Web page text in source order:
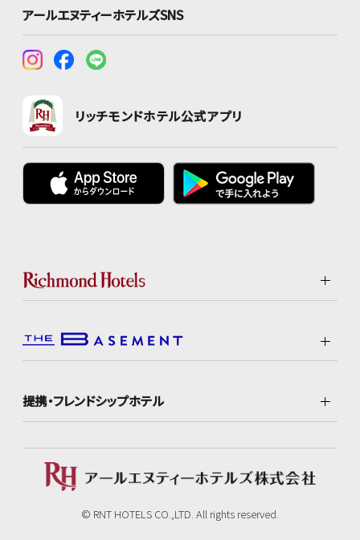
アールエヌティーホテルズSNS
リッチモンドホテル公式アプリ
提携・フレンドシップホテル
© RNT HOTELS CO.,LTD. All rights reserved.